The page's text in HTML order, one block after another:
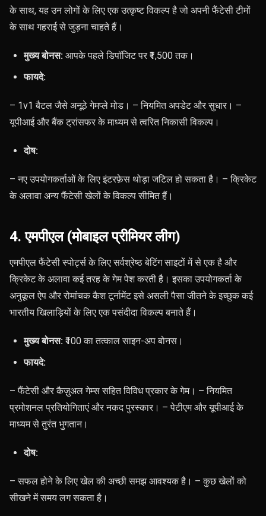
के साथ, यह उन लोगों के लिए एक उत्कृष्ट विकल्प है जो अपनी फैंटेसी टीमों
के साथ गहराई से जुड़ना चाहते हैं।
मुख्य बोनस: आपके पहले डिपॉजिट पर ₹1,500 तक।
फायदे:
– 1v1 बैटल जैसे अनूठे गेमप्ले मोड। – नियमित अपडेट और सुधार। –
यूपीआई और बैंक ट्रांसफर के माध्यम से त्वरित निकासी विकल्प।
दोष:
– नए उपयोगकर्ताओं के लिए इंटरफ़ेस थोड़ा जटिल हो सकता है। – क्रिकेट
के अलावा अन्य फैंटेसी खेलों के विकल्प सीमित हैं।
4. एमपीएल (मोबाइल प्रीमियर लीग)
एमपीएल फैंटेसी स्पोर्ट्स के लिए सर्वश्रेष्ठ बेटिंग साइटों में से एक है और
क्रिकेट के अलावा कई तरह के गेम पेश करती है। इसका उपयोगकर्ता के
अनुकूल ऐप और रोमांचक कैश टूर्नामेंट इसे असली पैसा जीतने के इच्छुक कई
भारतीय खिलाड़ियों के लिए एक पसंदीदा विकल्प बनाते हैं।
मुख्य बोनस: ₹100 का तत्काल साइन-अप बोनस।
फायदे:
– फैंटेसी और कैज़ुअल गेम्स सहित विविध प्रकार के गेम। – नियमित
प्रमोशनल प्रतियोगिताएं और नकद पुरस्कार। – पेटीएम और यूपीआई के
माध्यम से तुरंत भुगतान।
दोष:
– सफल होने के लिए खेल की अच्छी समझ आवश्यक है। – कुछ खेलों को
सीखने में समय लग सकता है।